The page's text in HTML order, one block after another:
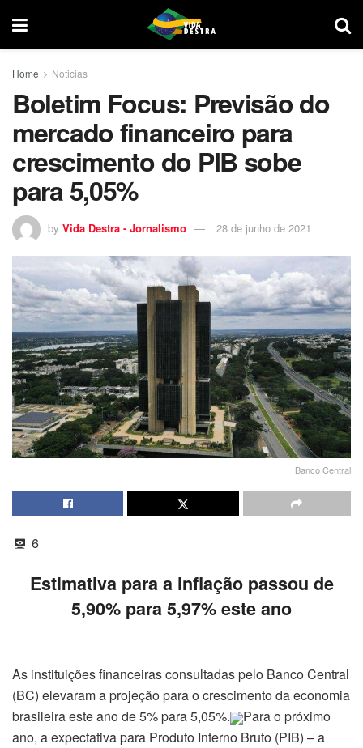
Home Noticias
Boletim Focus: Previsão do
mercado financeiro para
crescimento do PIB sobe
para 5,05%
by Vida Destra - Jornalismo 28 de junho de 2021
Banco Central
6
Estimativa para a inflação passou de
5,90% para 5,97% este ano
As instituições financeiras consultadas pelo Banco Central
(BC) elevaram a projeção para o crescimento da economia
brasileira este ano de 5% para 5,05%.
Para o próximo
ano, a expectativa para Produto Interno Bruto (PIB) – a